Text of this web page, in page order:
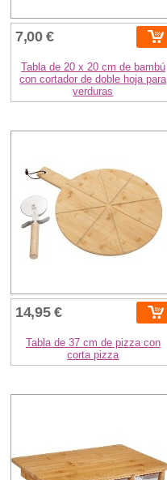
7,00 €
Tabla de 20 x 20 cm de bambú
con cortador de doble hoja para
verduras
14,95 €
Tabla de 37 cm de pizza con
corta pizza